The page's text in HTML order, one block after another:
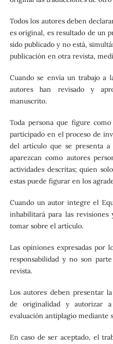
Todos los autores deben
es original, es resultado de un
sido publicado y no está,
publicación en otra revista,
Cuando se envía un trabajo a
autores han revisado y
manuscrito.
Toda persona que figure
participado en el proceso de
del artículo que se presenta a
aparezcan como autores
actividades descritas; quien
estas puede figurar en los
Cuando un autor integre el
inhabilitará para las revisiones
tomar sobre el artículo.
Las opiniones expresadas por
responsabilidad y no son
revista.
Los autores deben presentar
de originalidad y autorizar
evaluación antiplagio mediante
En caso de ser aceptado, el